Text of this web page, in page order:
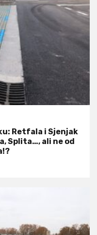
Retfala i Sjenjak
Splita…, ali ne od